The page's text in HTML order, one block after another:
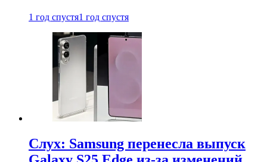
1 год спустя1 год спустя
Слух: Samsung перенесла выпуск